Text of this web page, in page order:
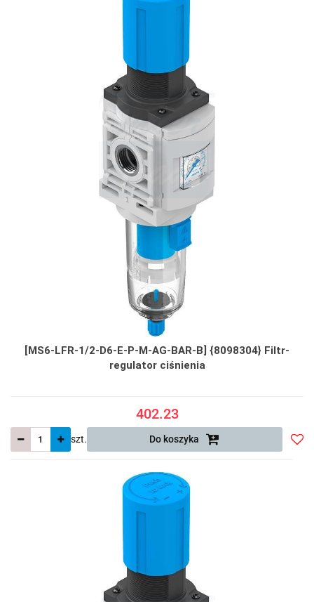
[MS6-LFR-1/2-D6-E-P-M-AG-BAR-B] {8098304} Filtr-
regulator ciśnienia
402.23
szt. Do koszyka